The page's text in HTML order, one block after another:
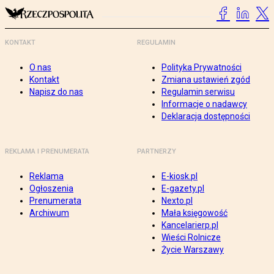
KONTAKT
O nas
Kontakt
Napisz do nas
REGULAMIN
Polityka Prywatności
Zmiana ustawień zgód
Regulamin serwisu
Informacje o nadawcy
Deklaracja dostępności
REKLAMA I PRENUMERATA
Reklama
Ogłoszenia
Prenumerata
Archiwum
PARTNERZY
E-kiosk.pl
E-gazety.pl
Nexto.pl
Mała księgowość
Kancelarierp.pl
Wieści Rolnicze
Życie Warszawy